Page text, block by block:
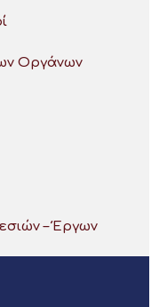
Οργάνων
– Έργων